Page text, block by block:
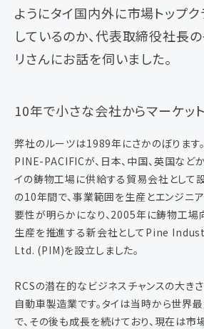
ようにタイ国内外に市場トップ
しているのか、代表取締役社長の
リさんにお話を伺いました。
10年で小さな会社からマーケッ
弊社のルーツは1989年にさかのぼります
PINE-PACIFICが、日本、中国、英国など
イの鋳物工場に供給する貿易会社として
の10年間で、事業範囲を生産とエンジニ
要性が明らかになり、2005年に鋳物工場
生産を推進する新会社としてPine
Ltd. (PIM)を設立しました。
RCSの潜在的なビジネスチャンスの大き
自動車製造業です。タイは当時から世界
で、その後も成長を続けており、現在は市